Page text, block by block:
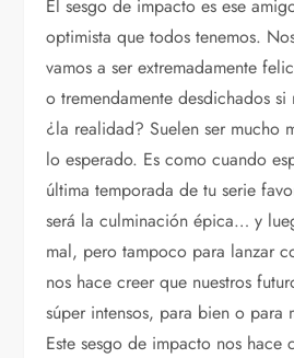
El sesgo de impacto es ese
optimista que todos tenemos.
vamos a ser extremadamente
o tremendamente desdichados si
¿la realidad? Suelen ser mucho
lo esperado. Es como cuando
última temporada de tu serie
será la culminación épica… y
mal, pero tampoco para lanzar
nos hace creer que nuestros
súper intensos, para bien o para
Este sesgo de impacto nos hace